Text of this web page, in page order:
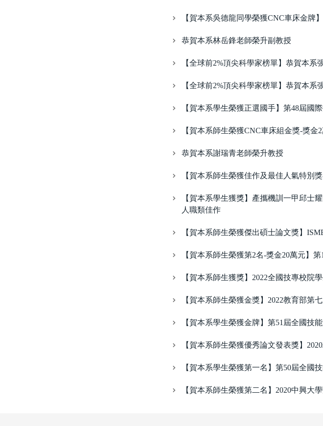
【賀本系吳德龍同學榮獲CNC車床金牌
恭賀本系林岳鋒老師榮升副教授
【全球前2%頂尖科學家榜單】恭賀本系
【全球前2%頂尖科學家榜單】恭賀本
【賀本系學生榮獲正選國手】第48屆國
【賀本系師生榮獲CNC車床組金獎-獎
恭賀本系謝瑞青老師榮升教授
【賀本系師生榮獲佳作及最佳人氣特別
【賀本系學生獲獎】產攜機訓一甲邱士
人職類佳作
【賀本系師生榮獲傑出碩士論文獎】
【賀本系師生榮獲第2名-獎金20萬元】
【賀本系師生獲獎】2022全國技專校院
【賀本系師生榮獲金獎】2022教育部第
【賀本系學生榮獲金牌】第51屆全國技
【賀本系師生榮獲優秀論文發表獎】
【賀本系學生榮獲第一名】第50屆全國
【賀本系師生榮獲第二名】2020中興大